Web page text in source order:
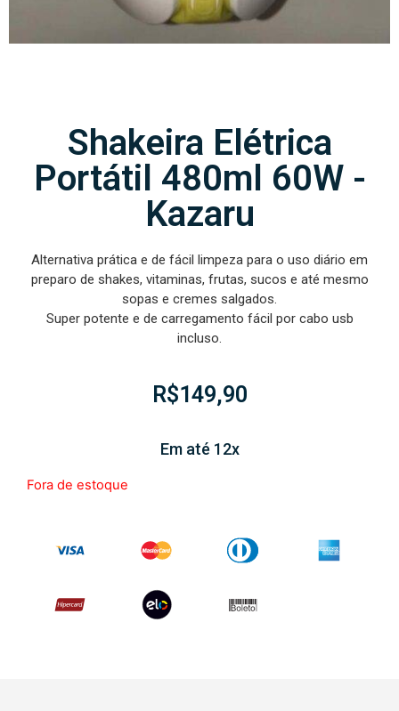
Shakeira Elétrica
Portátil 480ml 60W -
Kazaru
Alternativa prática e de fácil limpeza para o uso diário em
preparo de shakes, vitaminas, frutas, sucos e até mesmo
sopas e cremes salgados.
Super potente e de carregamento fácil por cabo usb
incluso.
R$149,90
Em até 12x
Fora de estoque